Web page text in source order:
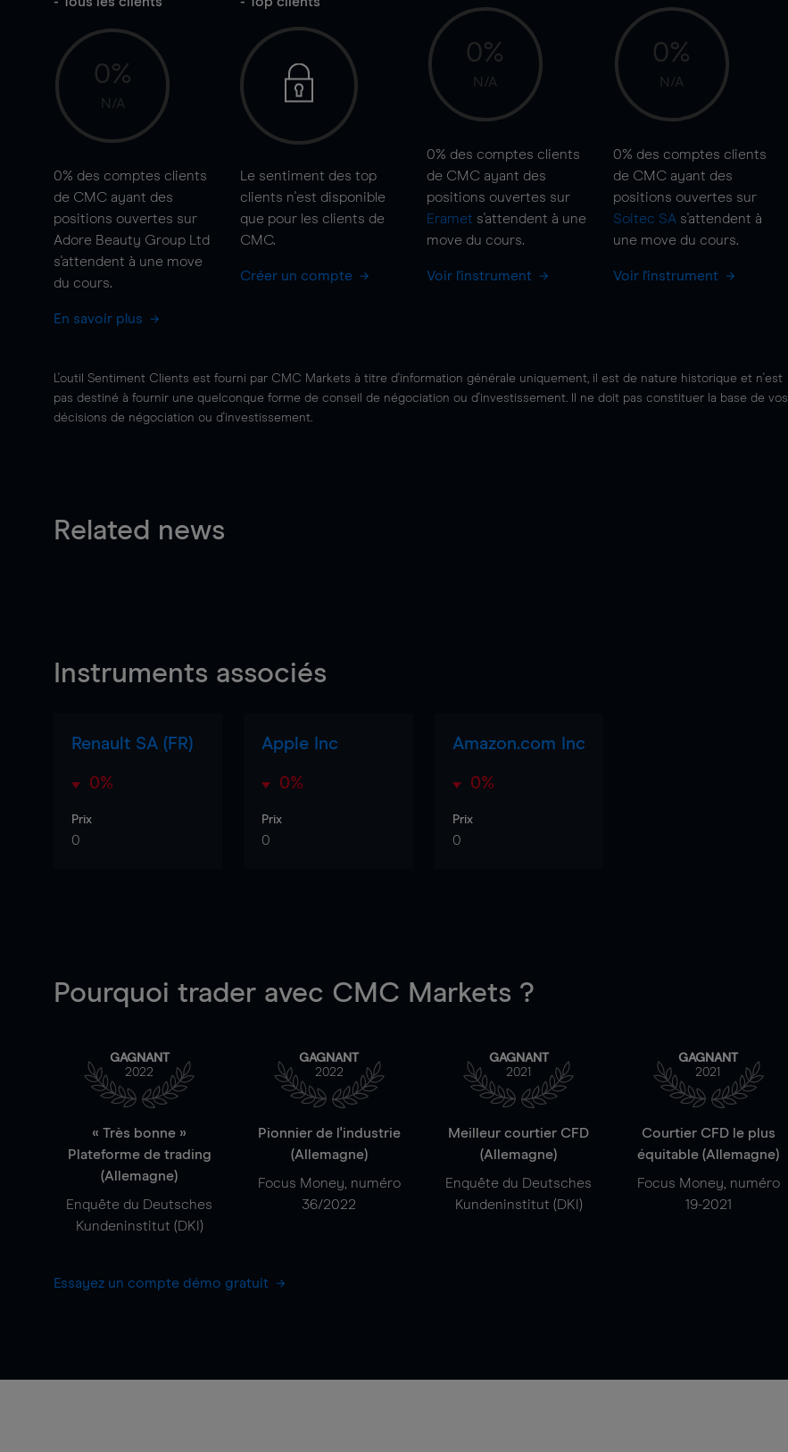
0%
N/A
0% des comptes clients
de CMC ayant des
positions ouvertes sur
Adore Beauty Group Ltd
s'attendent à une move
du cours.
En savoir plus
Le sentiment des top
clients n'est disponible
que pour les clients de
CMC.
Créer un compte
0%
N/A
0% des comptes clients
de CMC ayant des
positions ouvertes sur
Eramet s'attendent à une
move du cours.
Voir l'instrument
0%
N/A
0% des comptes clients
de CMC ayant des
positions ouvertes sur
Soitec SA s'attendent à
une move du cours.
Voir l'instrument
L'outil Sentiment Clients est fourni par CMC Markets à titre d'information générale uniquement, il est de nature historique et n'est
pas destiné à fournir une quelconque forme de conseil de négociation ou d'investissement. Il ne doit pas constituer la base de vos
décisions de négociation ou d'investissement.
Related news
Instruments associés
Renault SA (FR)
0%
Prix
0
Apple Inc
0%
Prix
0
Amazon.com Inc
0%
Prix
0
Pourquoi trader avec CMC Markets ?
GAGNANT
2022
« Très bonne »
Plateforme de trading
(Allemagne)
Enquête du Deutsches
Kundeninstitut (DKI)
GAGNANT
2022
Pionnier de l'industrie
(Allemagne)
Focus Money, numéro
36/2022
GAGNANT
2021
Meilleur courtier CFD
(Allemagne)
Enquête du Deutsches
Kundeninstitut (DKI)
GAGNANT
2021
Courtier CFD le plus
équitable (Allemagne)
Focus Money, numéro
19-2021
Essayez un compte démo gratuit